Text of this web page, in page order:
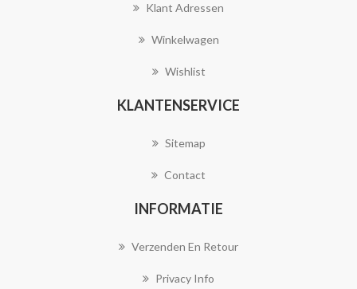
Klant Adressen
Winkelwagen
Wishlist
KLANTENSERVICE
Sitemap
Contact
INFORMATIE
Verzenden En Retour
Privacy Info